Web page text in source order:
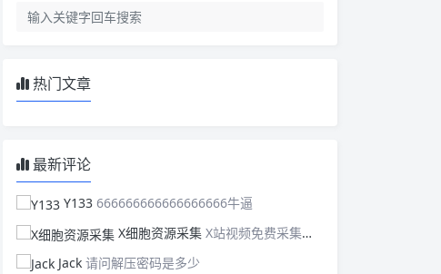
热门文章
最新评论
Y133 666666666666666666牛逼
X细胞资源采集 X站视频免费采集，可以适配此CMS，含免费模板。有需要的站长可以看看xxibaozyw.com
Jack 请问解压密码是多少